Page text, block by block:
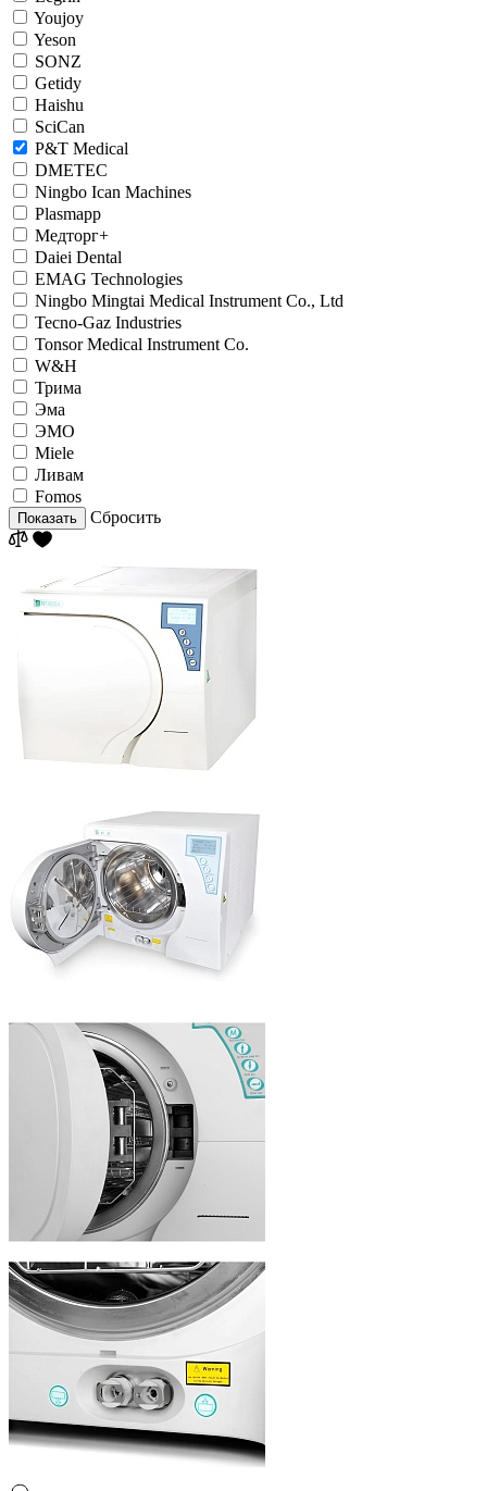
Youjoy
Yeson
SONZ
Getidy
Haishu
SciCan
P&T Medical
DMETEC
Ningbo Ican Machines
Plasmapp
Медторг+
Daiei Dental
EMAG Technologies
Ningbo Mingtai Medical Instrument Co., Ltd
Tecno-Gaz Industries
Tonsor Medical Instrument Co.
W&H
Трима
Эма
ЭМО
Miele
Ливам
Fomos
Показать Сбросить